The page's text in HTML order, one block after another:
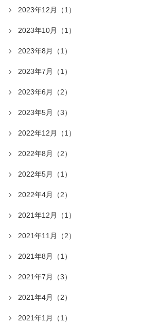
2023年12月（1）
2023年10月（1）
2023年8月（1）
2023年7月（1）
2023年6月（2）
2023年5月（3）
2022年12月（1）
2022年8月（2）
2022年5月（1）
2022年4月（2）
2021年12月（1）
2021年11月（2）
2021年8月（1）
2021年7月（3）
2021年4月（2）
2021年1月（1）